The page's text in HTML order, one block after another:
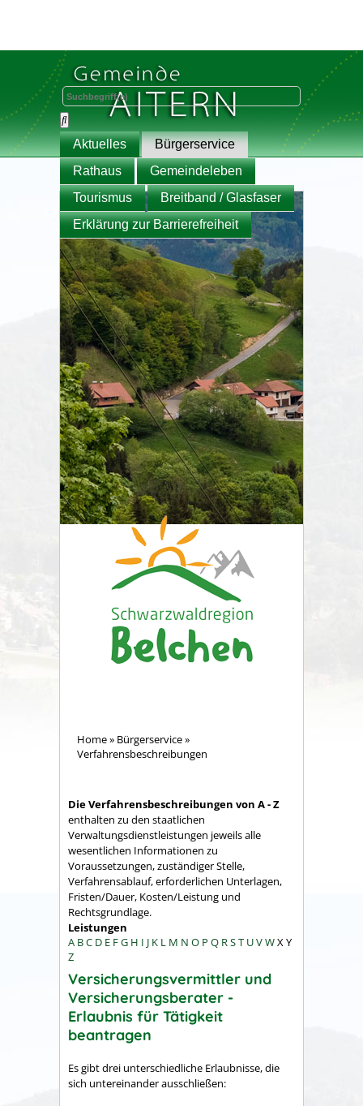
Aktuelles
Bürgerservice
Rathaus
Gemeindeleben
Tourismus
Breitband / Glasfaser
Erklärung zur Barrierefreiheit
Home» Bürgerservice»
Verfahrensbeschreibungen
Die Verfahrensbeschreibungen von A - Z
enthalten zu den staatlichen
Verwaltungsdienstleistungen jeweils alle
wesentlichen Informationen zu
Voraussetzungen, zuständiger Stelle,
Verfahrensablauf, erforderlichen Unterlagen,
Fristen/Dauer, Kosten/Leistung und
Rechtsgrundlage.
Leistungen
A BC D E FG H I J K L M N O P Q RST UVWX Y
Z
Versicherungsvermittler und
Versicherungsberater -
Erlaubnis für Tätigkeit
beantragen
Es gibt drei unterschiedliche Erlaubnisse, die
sich untereinander ausschließen: